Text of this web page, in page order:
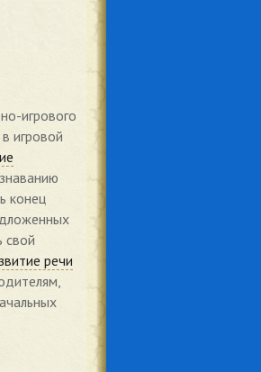
игрового
игровой
конец
свой
речи